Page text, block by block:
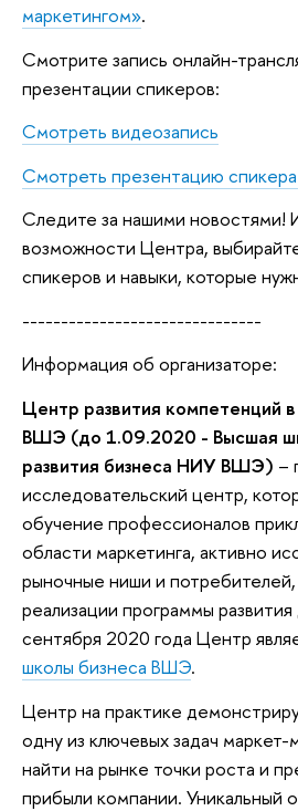
маркетингом».
Смотрите запись онлайн-
презентации спикеров:
Смотреть видеозапись
Смотреть презентацию спикера
Следите за нашими новостями!
возможности Центра,
спикеров и навыки, которые
-------------------------------
Информация об организаторе:
Центр развития компетенций
ВШЭ (до 1.09.2020 - Высшая
развития бизнеса НИУ ВШЭ) –
исследовательский центр,
обучение профессионалов
области маркетинга, активно
рыночные ниши и потребителей,
реализации программы
сентября 2020 года Центр
школы бизнеса ВШЭ.
Центр на практике
одну из ключевых задач
найти на рынке точки роста и
прибыли компании. Уникальный